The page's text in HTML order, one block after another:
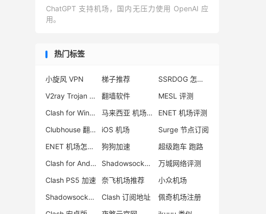
ChatGPT 支持机场，国内无压力使用 OpenAI 应
用。
热门标签
小旋风 VPN 梯子推荐
SSRDOG 怎么样
V2ray Trojan 区别
翻墙软件
MESL 评测
Clash for Windows 使用教程
马来西亚 机场节点
ENET 机场评测
Clubhouse 翻墙
iOS 机场
Surge 节点订阅
ENET 机场怎么样
狗狗加速
超级跑车 跑路
Clash for Android 官网
Shadowsocks 节点
万城网络评测
Clash PS5 加速
奈飞机场推荐
小众机场
Shadowsocks 机场推荐
Clash 订阅地址
佩奇机场注册